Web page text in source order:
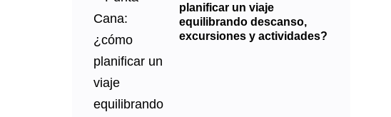
planificar un viaje
equilibrando descanso,
excursiones y actividades?